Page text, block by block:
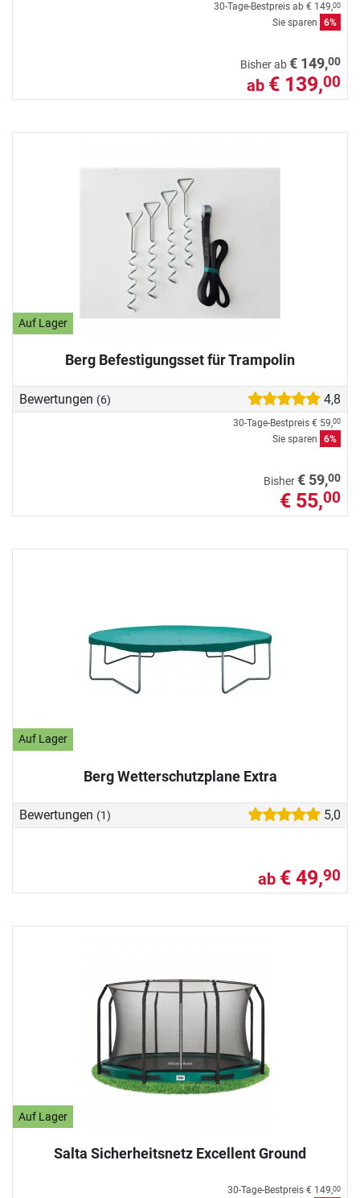
30-Tage-Bestpreis ab € 149,00
Sie sparen 6%
Bisher ab€ 149,00
ab € 139,00
Auf Lager
Berg Befestigungsset für Trampolin
Bewertungen (6) 4,8
30-Tage-Bestpreis € 59,00
Sie sparen 6%
Bisher€ 59,00
€ 55,00
Auf Lager
Berg Wetterschutzplane Extra
Bewertungen (1) 5,0
ab € 49,90
Auf Lager
Salta Sicherheitsnetz Excellent Ground
30-Tage-Bestpreis € 149,00